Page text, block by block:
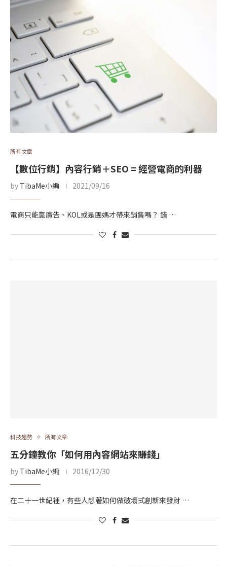
所有文章
【數位行銷】內容行銷＋SEO = 經營電商的利器
by TibaMe小編 2021/09/16
電商只能靠廣告、KOL或是團媽才帶來銷售嗎？ 錯 …
科技趨勢 所有文章
五分鐘教你「如何用內容網站來賺錢」
by TibaMe小編 2016/12/30
在二十一世紀裡，有些人想著如何做破壞式創新來發財 …